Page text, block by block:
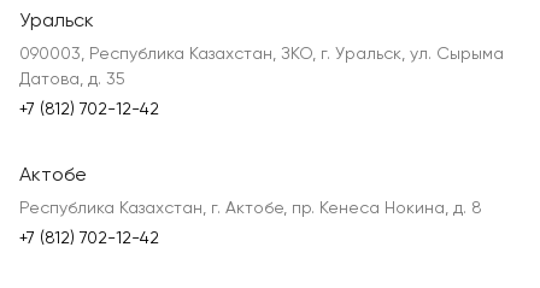
Уральск
090003, Республика Казахстан, ЗКО, г. Уральск, ул. Сырыма
Датова, д. 35
+7 (812) 702-12-42
Актобе
Республика Казахстан, г. Актобе, пр. Кенеса Нокина, д. 8
+7 (812) 702-12-42